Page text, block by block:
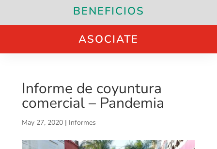
BENEFICIOS
ASOCIATE
Informe de coyuntura
comercial – Pandemia
May 27, 2020| Informes